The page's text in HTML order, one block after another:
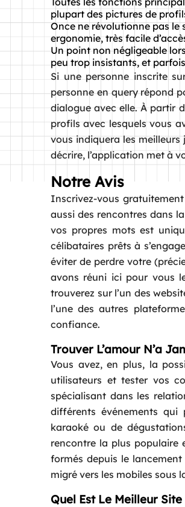
plupart des pictures de
Once ne révolutionne pas le
ergonomie, très facile
Un point non négligeable
peu trop insistants, et
Si une personne inscrite
personne en query répond
dialogue avec elle. À partir
profils avec lesquels vous
vous indiquera les
décrire, l’application met à
Notre Avis
Inscrivez-vous
aussi des rencontres dans
vos propres mots est
célibataires prêts à
éviter de perdre votre
avons réuni ici pour vous
trouverez sur l’un des
l’une des autres
confiance.
Trouver L’amour N’a
Vous avez, en plus, la
utilisateurs et tester vos
spécialisant dans les
différents événements qui
karaoké ou de
rencontre la plus populaire
formés depuis le
migré vers les mobiles sous
Quel Est Le Meilleur